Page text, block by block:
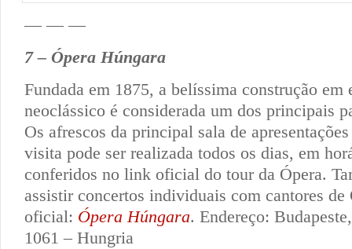
— — —
7 – Ópera Húngara
Fundada em 1875, a belíssima construção em
neoclássico é considerada um dos principais
Os afrescos da principal sala de
visita pode ser realizada todos os dias, em
conferidos no link oficial do tour da Ópera.
assistir concertos individuais com cantores de
oficial: Ópera Húngara. Endereço:
1061 – Hungria